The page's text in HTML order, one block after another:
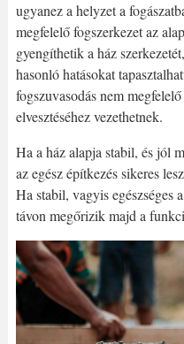
ugyanez a helyzet a
megfelelő fogszerkezet az
gyengíthetik a ház
hasonló hatásokat
fogszuvasodás nem
elvesztéséhez vezethetnek.
Ha a ház alapja stabil, és jól
az egész építkezés sikeres
Ha stabil, vagyis egészséges
távon megőrizik majd a